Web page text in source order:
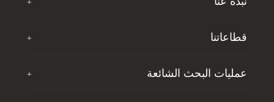
آخر الأخبار
الوظائف
قطاعاتنا +
تي إف جي جلوبال سوليوشنز
عمليات البحث الشائعة +